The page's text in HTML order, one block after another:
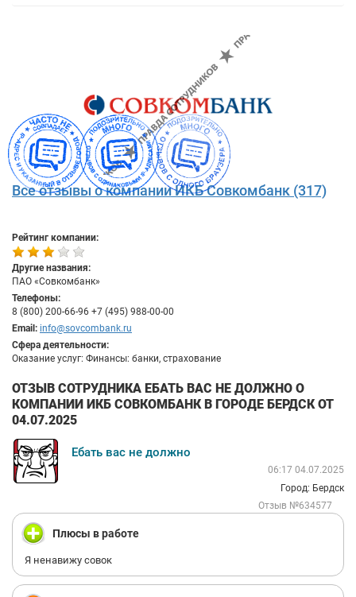
Все отзывы о компании ИКБ Совкомбанк (317)
Рейтинг компании:
Другие названия:
ПАО «Совкомбанк»
Телефоны:
8 (800) 200-66-96 +7 (495) 988-00-00
Email: info@sovcombank.ru
Сфера деятельности:
Оказание услуг: Финансы: банки, страхование
ОТЗЫВ СОТРУДНИКА ЕБАТЬ ВАС НЕ ДОЛЖНО О
КОМПАНИИ ИКБ СОВКОМБАНК В ГОРОДЕ БЕРДСК ОТ
04.07.2025
Ебать вас не должно
06:17 04.07.2025
Город: Бердск
Отзыв №634577
Плюсы в работе
Я ненавижу совок